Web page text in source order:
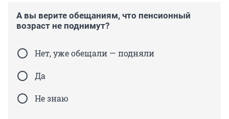
А вы верите обещаниям, что пенсионный
возраст не поднимут?
Нет, уже обещали — подняли
Да
Не знаю